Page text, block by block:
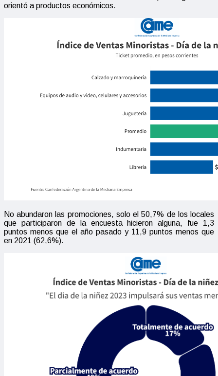
orientó a productos económicos.
No abundaron las promociones, solo el 50,7% de los locales
que participaron de la encuesta hicieron alguna, fue 1,3
puntos menos que el año pasado y 11,9 puntos menos que
en 2021 (62,6%).